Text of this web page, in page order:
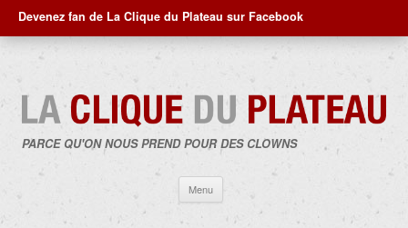
Devenez fan de La Clique du Plateau sur Facebook
PARCE QU'ON NOUS PREND POUR DES CLOWNS
Menu
contenu